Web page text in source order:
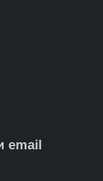
email